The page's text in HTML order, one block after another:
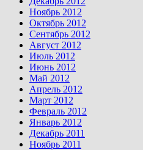
Ноябрь 2012
Октябрь 2012
Сентябрь 2012
Август 2012
Июль 2012
Июнь 2012
Май 2012
Апрель 2012
Март 2012
Февраль 2012
Январь 2012
Декабрь 2011
Ноябрь 2011